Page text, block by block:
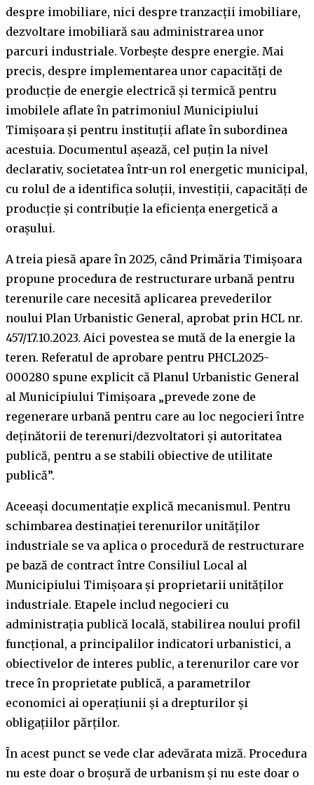
despre imobiliare, nici despre tranzacții imobiliare,
dezvoltare imobiliară sau administrarea unor
parcuri industriale. Vorbește despre energie. Mai
precis, despre implementarea unor capacități de
producție de energie electrică și termică pentru
imobilele aflate în patrimoniul Municipiului
Timișoara și pentru instituții aflate în subordinea
acestuia. Documentul așează, cel puțin la nivel
declarativ, societatea într-un rol energetic municipal,
cu rolul de a identifica soluții, investiții, capacități de
producție și contribuție la eficiența energetică a
orașului.
A treia piesă apare în 2025, când Primăria Timișoara
propune procedura de restructurare urbană pentru
terenurile care necesită aplicarea prevederilor
noului Plan Urbanistic General, aprobat prin HCL nr.
457/17.10.2023. Aici povestea se mută de la energie la
teren. Referatul de aprobare pentru PHCL2025-
000280 spune explicit că Planul Urbanistic General
al Municipiului Timișoara „prevede zone de
regenerare urbană pentru care au loc negocieri între
deținătorii de terenuri/dezvoltatori și autoritatea
publică, pentru a se stabili obiective de utilitate
publică”.
Aceeași documentație explică mecanismul. Pentru
schimbarea destinației terenurilor unităților
industriale se va aplica o procedură de restructurare
pe bază de contract între Consiliul Local al
Municipiului Timișoara și proprietarii unităților
industriale. Etapele includ negocieri cu
administrația publică locală, stabilirea noului profil
funcțional, a principalilor indicatori urbanistici, a
obiectivelor de interes public, a terenurilor care vor
trece în proprietate publică, a parametrilor
economici ai operațiunii și a drepturilor și
obligațiilor părților.
În acest punct se vede clar adevărata miză. Procedura
nu este doar o broșură de urbanism și nu este doar o